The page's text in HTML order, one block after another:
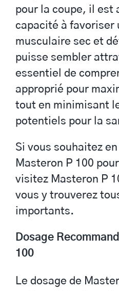
pour la coupe, il est
capacité à favoriser
musculaire sec et
puisse sembler
essentiel de
approprié pour
tout en minimisant
potentiels pour la
Si vous souhaitez
Masteron P 100
visitez Masteron P
vous y trouverez
importants.
Dosage
100
Le dosage de